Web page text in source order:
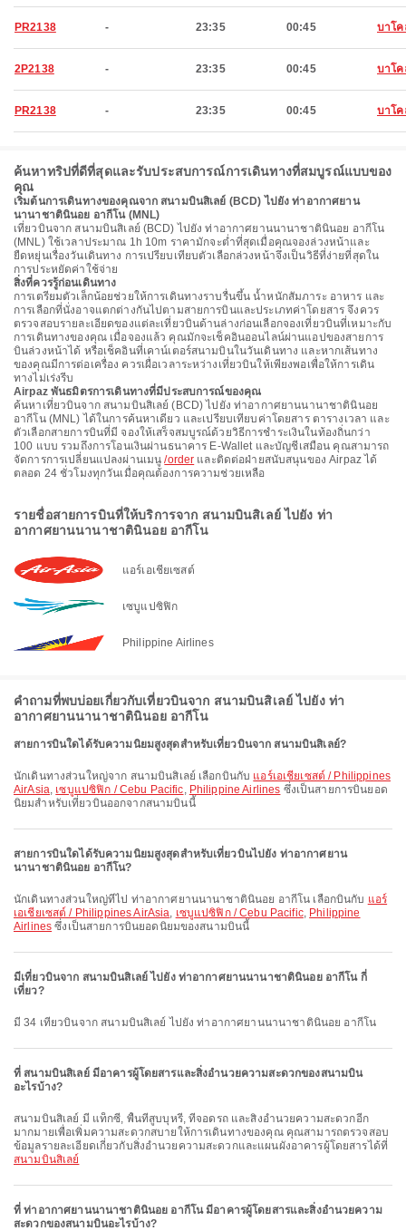
PR2138 - 23:35 00:45 บาโ
2P2138 - 23:35 00:45 บาโ
PR2138 - 23:35 00:45 บาโ
ค้นหาทริปที่ดีที่สุดและรับประสบการณ์การเดินทางที่สมบูรณ์แบบของ
คุณ
เริ่มต้นการเดินทางของคุณจาก สนามบินสิเลย์ (BCD) ไปยัง ท่าอากาศยาน
นานาชาตินินอย อากีโน (MNL)
เที่ยวบินจาก สนามบินสิเลย์ (BCD) ไปยัง ท่าอากาศยานนานาชาตินินอย อากีโน
(MNL) ใช้เวลาประมาณ 1h 10m ราคามักจะต่ำที่สุดเมื่อคุณจองล่วงหน้าและ
ยืดหยุ่นเรื่องวันเดินทาง การเปรียบเทียบตัวเลือกล่วงหน้าจึงเป็นวิธีที่ง่ายที่สุดใน
การประหยัดค่าใช้จ่าย
สิ่งที่ควรรู้ก่อนเดินทาง
การเตรียมตัวเล็กน้อยช่วยให้การเดินทางราบรื่นขึ้น น้ำหนักสัมภาระ อาหาร และ
การเลือกที่นั่งอาจแตกต่างกันไปตามสายการบินและประเภทค่าโดยสาร จึงควร
ตรวจสอบรายละเอียดของแต่ละเที่ยวบินด้านล่างก่อนเลือกจองเที่ยวบินที่เหมาะกับ
การเดินทางของคุณ เมื่อจองแล้ว คุณมักจะเช็คอินออนไลน์ผ่านแอปของสายการ
บินล่วงหน้าได้ หรือเช็คอินที่เคาน์เตอร์สนามบินในวันเดินทาง และหากเส้นทาง
ของคุณมีการต่อเครื่อง ควรเผื่อเวลาระหว่างเที่ยวบินให้เพียงพอเพื่อให้การเดิน
ทางไม่เร่งรีบ
Airpaz พันธมิตรการเดินทางที่มีประสบการณ์ของคุณ
ค้นหาเที่ยวบินจาก สนามบินสิเลย์ (BCD) ไปยัง ท่าอากาศยานนานาชาตินินอย
อากีโน (MNL) ได้ในการค้นหาเดียว และเปรียบเทียบค่าโดยสาร ตารางเวลา และ
ตัวเลือกสายการบินที่มี จองให้เสร็จสมบูรณ์ด้วยวิธีการชำระเงินในท้องถิ่นกว่า
100 แบบ รวมถึงการโอนเงินผ่านธนาคาร E-Wallet และบัญชีเสมือน คุณสามารถ
จัดการการเปลี่ยนแปลงผ่านเมนู/order และติดต่อฝ่ายสนับสนุนของ Airpaz ได้
ตลอด 24 ชั่วโมงทุกวันเมื่อคุณต้องการความช่วยเหลือ
รายชื่อสายการบินที่ให้บริการจาก สนามบินสิเลย์ ไปยัง ท่า
อากาศยานนานาชาตินินอย อากีโน
แอร์เอเชียเซสต์
เซบูแปซิฟิก
Philippine Airlines
คำถามที่พบบ่อยเกี่ยวกับเที่ยวบินจาก สนามบินสิเลย์ ไปยัง ท่า
อากาศยานนานาชาตินินอย อากีโน
สายการบินใดได้รับความนิยมสูงสุดสำหรับเที่ยวบินจาก สนามบินสิเลย์?
นักเดินทางส่วนใหญ่จาก สนามบินสิเลย์ เลือกบินกับ แอร์เอเชียเซสต์ / Philippines
AirAsia, เซบูแปซิฟิก / Cebu Pacific, Philippine Airlines ซึ่งเป็นสายการบินยอด
นิยมสำหรับเที่ยวบินออกจากสนามบินนี้
สายการบินใดได้รับความนิยมสูงสุดสำหรับเที่ยวบินไปยัง ท่าอากาศยาน
นานาชาตินินอย อากีโน?
นักเดินทางส่วนใหญ่ที่ไป ท่าอากาศยานนานาชาตินินอย อากีโน เลือกบินกับ แอร์
เอเชียเซสต์ / Philippines AirAsia, เซบูแปซิฟิก / Cebu Pacific, Philippine
Airlines ซึ่งเป็นสายการบินยอดนิยมของสนามบินนี้
มีเที่ยวบินจาก สนามบินสิเลย์ ไปยัง ท่าอากาศยานนานาชาตินินอย อากีโน กี่
เที่ยว?
มี 34 เที่ยวบินจาก สนามบินสิเลย์ ไปยัง ท่าอากาศยานนานาชาตินินอย อากีโน
ที่ สนามบินสิเลย์ มีอาคารผู้โดยสารและสิ่งอำนวยความสะดวกของสนามบิน
อะไรบ้าง?
สนามบินสิเลย์ มี แท็กซี่, พื้นที่สูบบุหรี่, ที่จอดรถ และสิ่งอำนวยความสะดวกอีก
มากมายเพื่อเพิ่มความสะดวกสบายให้การเดินทางของคุณ คุณสามารถตรวจสอบ
ข้อมูลรายละเอียดเกี่ยวกับสิ่งอำนวยความสะดวกและแผนผังอาคารผู้โดยสารได้ที่
สนามบินสิเลย์
ที่ ท่าอากาศยานนานาชาตินินอย อากีโน มีอาคารผู้โดยสารและสิ่งอำนวยความ
สะดวกของสนามบินอะไรบ้าง?